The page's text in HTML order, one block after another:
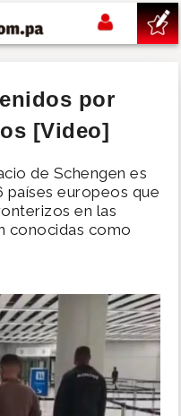
por
[Video]
de Schengen​ es
países europeos que
en las
conocidas como